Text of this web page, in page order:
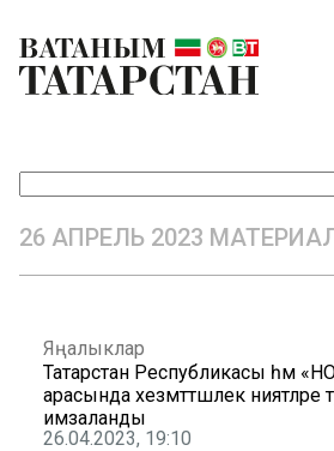
26 АПРЕЛЬ 2023
Яңалыклар
Татарстан Республикасы һәм
арасында хезмәттәшлек
имзаланды
26.04.2023, 19:10